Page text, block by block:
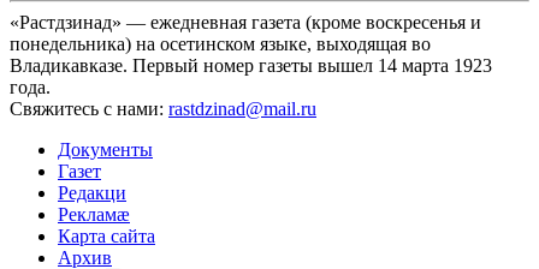
«Растдзинад» — ежедневная газета (кроме воскресенья и
понедельника) на осетинском языке, выходящая во
Владикавказе. Первый номер газеты вышел 14 марта 1923
года.
Свяжитесь с нами: rastdzinad@mail.ru
Документы
Газет
Редакци
Рекламæ
Карта сайта
Архив